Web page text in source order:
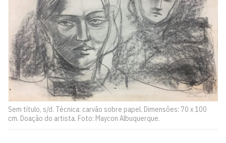
Sem título, s/d. Técnica: carvão sobre papel. Dimensões: 70 x 100
cm. Doação do artista. Foto: Maycon Albuquerque.